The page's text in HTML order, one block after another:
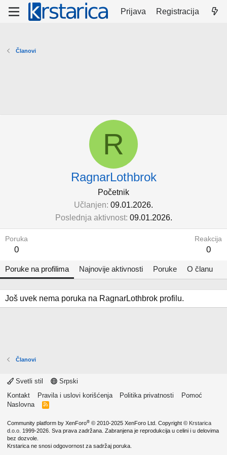
Prijava Registracija
Članovi
R
RagnarLothbrok
Početnik
Učlanjen 09.01.2026.
Poslednja aktivnost 09.01.2026.
Poruka
0
Reakcija
0
Poruke na profilima Najnovije aktivnosti Poruke O članu
Još uvek nema poruka na RagnarLothbrok profilu.
Članovi
Svetli stil
Srpski
Kontakt
Pravila i uslovi korišćenja Politika privatnosti
Pomoć
Naslovna
R
Community platform by XenForo® © 2010-2025 XenForo Ltd. Copyright © Krstarica
d.o.o. 1999-2026. Sva prava zadržana. Zabranjena je reprodukcija u celini i u delovima
bez dozvole.
Krstarica ne snosi odgovornost za sadržaj poruka.